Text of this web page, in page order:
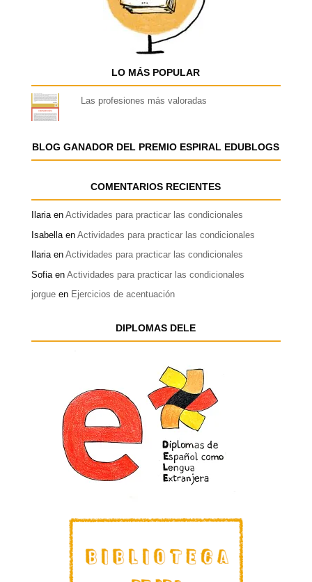
LO MÁS POPULAR
Las profesiones más valoradas
BLOG GANADOR DEL PREMIO ESPIRAL EDUBLOGS
COMENTARIOS RECIENTES
Ilariaen Actividades para practicar las condicionales
Isabellaen Actividades para practicar las condicionales
Ilariaen Actividades para practicar las condicionales
Sofiaen Actividades para practicar las condicionales
jorgueen Ejercicios de acentuación
DIPLOMAS DELE